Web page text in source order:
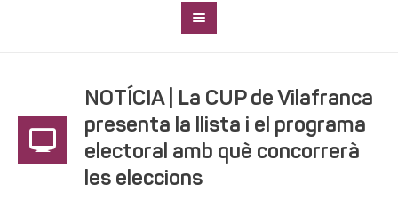
NOTÍCIA | La CUP de Vilafranca
presenta la llista i el programa
electoral amb què concorrerà
les eleccions